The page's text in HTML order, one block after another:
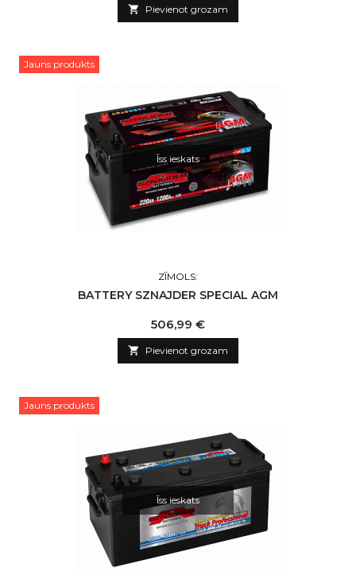
 Pievienot grozam
Jauns produkts
Īss ieskats
ZĪMOLS:
BATTERY SZNAJDER SPECIAL AGM
Cena
506,99 €
 Pievienot grozam
Jauns produkts
Īss ieskats